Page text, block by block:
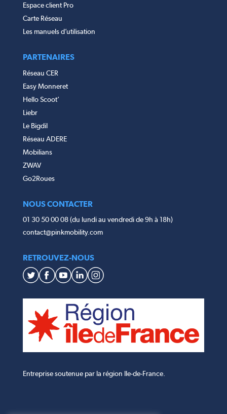
Espace client Pro
Carte Réseau
Les manuels d’utilisation
PARTENAIRES
Réseau CER
Easy Monneret
Hello Scoot’
Liebr
Le Bigdil
Réseau ADERE
Mobilians
ZWAV
Go2Roues
NOUS CONTACTER
01 30 50 00 08 (du lundi au vendredi de 9h à 18h)
contact@pinkmobility.com
RETROUVEZ-NOUS
Entreprise soutenue par la région Ile-de-France.